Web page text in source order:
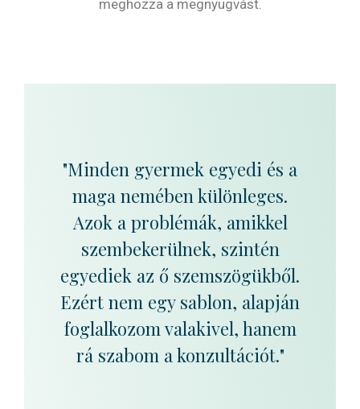
meghozza a megnyugvást.
"Minden gyermek egyedi és a
maga nemében különleges.
Azok a problémák, amikkel
szembekerülnek, szintén
egyediek az ő szemszögükből.
Ezért nem egy sablon, alapján
foglalkozom valakivel, hanem
rá szabom a konzultációt."